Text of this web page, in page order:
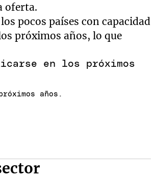
oferta.
pocos países con capacidad
próximos años, lo que
años.